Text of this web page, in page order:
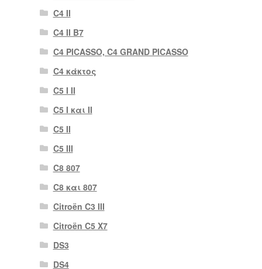
C4 II
C4 II B7
C4 PICASSO, C4 GRAND PICASSO
C4 κάκτος
C5 I II
C5 I και II
C5 II
C5 III
C8 807
C8 και 807
Citroën C3 III
Citroën C5 X7
DS3
DS4